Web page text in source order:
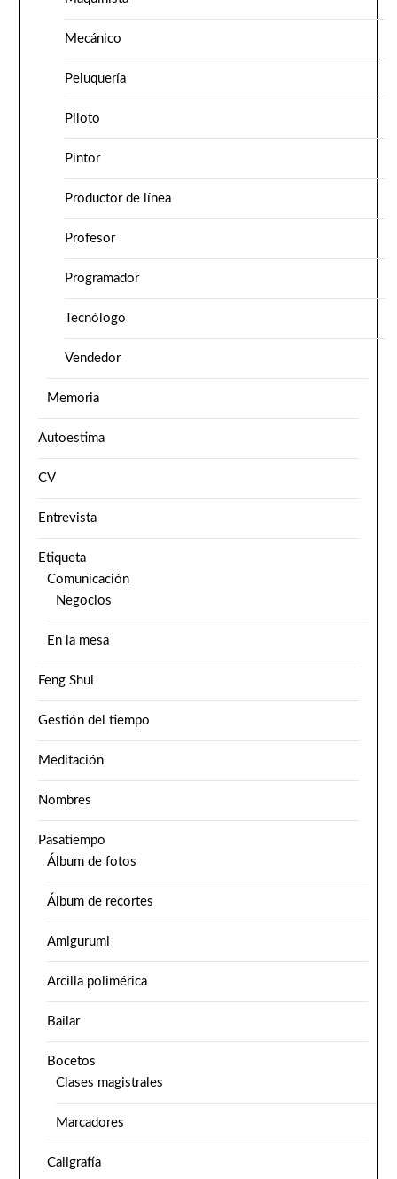
Mecánico
Peluquería
Piloto
Pintor
Productor de línea
Profesor
Programador
Tecnólogo
Vendedor
Memoria
Autoestima
CV
Entrevista
Etiqueta
Comunicación
Negocios
En la mesa
Feng Shui
Gestión del tiempo
Meditación
Nombres
Pasatiempo
Álbum de fotos
Álbum de recortes
Amigurumi
Arcilla polimérica
Bailar
Bocetos
Clases magistrales
Marcadores
Caligrafía